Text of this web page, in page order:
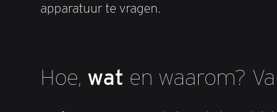
apparatuur te vragen.
Hoe, wat en waarom?